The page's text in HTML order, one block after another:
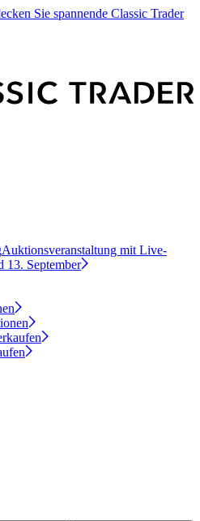
Sie spannende Classic Trader
Auktionsveranstaltung mit Live-
13. September